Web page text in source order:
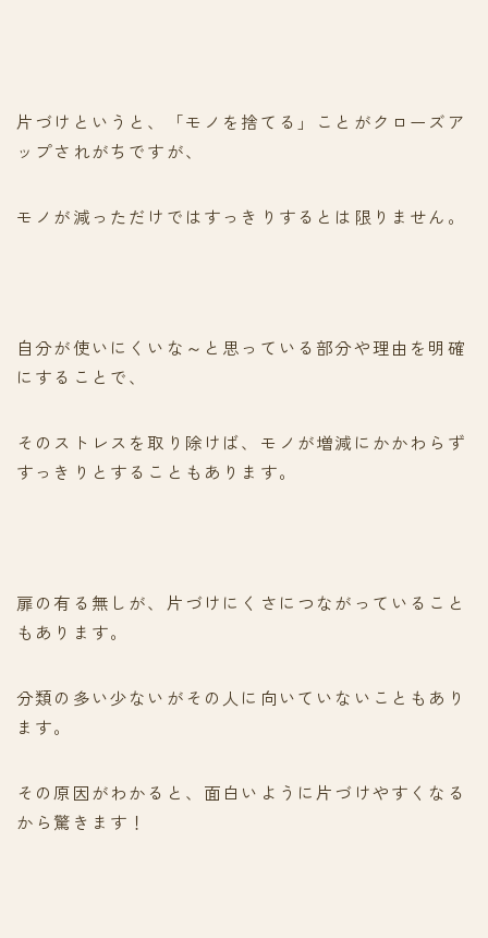
片づけというと、「モノを捨てる」ことがクローズア
ップされがちですが、
モノが減っただけではすっきりするとは限りません。
自分が使いにくいな～と思っている部分や理由を明確
にすることで、
そのストレスを取り除けば、モノが増減にかかわらず
すっきりとすることもあります。
扉の有る無しが、片づけにくさにつながっていること
もあります。
分類の多い少ないがその人に向いていないこともあり
ます。
その原因がわかると、面白いように片づけやすくなる
から驚きます！